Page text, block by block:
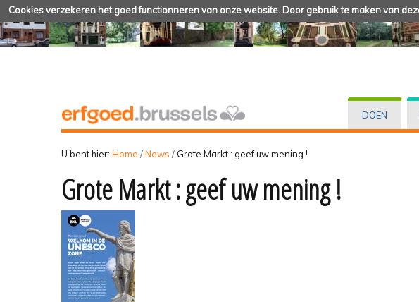
Cookies verzekeren het goed functionneren van onze website. Door gebruik te maken van
DOEN
U bent hier: Home /News / Grote Markt : geef uw mening !
Grote Markt : geef uw mening !